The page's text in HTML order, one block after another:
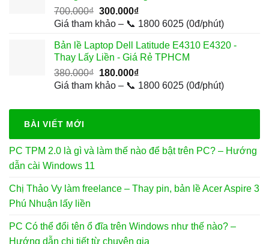
700.000₫ Giá
gốc
700.000₫.
300.000₫Giá
hiện
là:
300.000₫.
Giá tham khảo – 📞 1800 6025 (0đ/phút)
Bản lề Laptop Dell Latitude E4310 E4320 -
Thay Lấy Liền - Giá Rẻ TPHCM
380.000₫ Giá
gốc
380.000₫.
180.000₫Giá
hiện
là:
Giá tham khảo – 📞 1800 6025 (0đ/phút)
BÀI VIẾT MỚI
PC TPM 2.0 là gì và làm thế nào để bật trên PC? – Hướng
dẫn cài Windows 11
Chị Thảo Vy làm freelance – Thay pin, bản lề Acer Aspire 3
Phú Nhuận lấy liền
PC Có thể đổi tên ổ đĩa trên Windows như thế nào? –
Hướng dẫn chi tiết từ chuyên gia